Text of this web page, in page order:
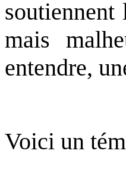
soutiennent
mais
entendre,
Voici un